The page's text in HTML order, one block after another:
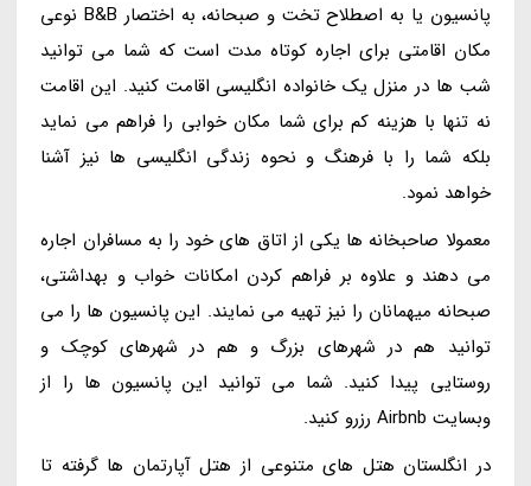
پانسیون یا به اصطلاح تخت و صبحانه، به اختصار B&B نوعی
مکان اقامتی برای اجاره کوتاه مدت است که شما می توانید
شب ها در منزل یک خانواده انگلیسی اقامت کنید. این اقامت
نه تنها با هزینه کم برای شما مکان خوابی را فراهم می نماید
بلکه شما را با فرهنگ و نحوه زندگی انگلیسی ها نیز آشنا
خواهد نمود.
معمولا صاحبخانه ها یکی از اتاق های خود را به مسافران اجاره
می دهند و علاوه بر فراهم کردن امکانات خواب و بهداشتی،
صبحانه میهمانان را نیز تهیه می نمایند. این پانسیون ها را می
توانید هم در شهرهای بزرگ و هم در شهرهای کوچک و
روستایی پیدا کنید. شما می توانید این پانسیون ها را از
وبسایت Airbnb رزرو کنید.
در انگلستان هتل های متنوعی از هتل آپارتمان ها گرفته تا